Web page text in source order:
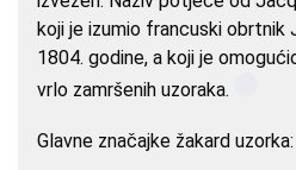
koji je izumio francuski obrtnik
1804. godine, a koji je
vrlo zamršenih uzoraka.
Glavne značajke žakard uzorka: